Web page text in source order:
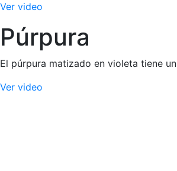
Ver video
Púrpura
El púrpura matizado en violeta tiene
Ver video